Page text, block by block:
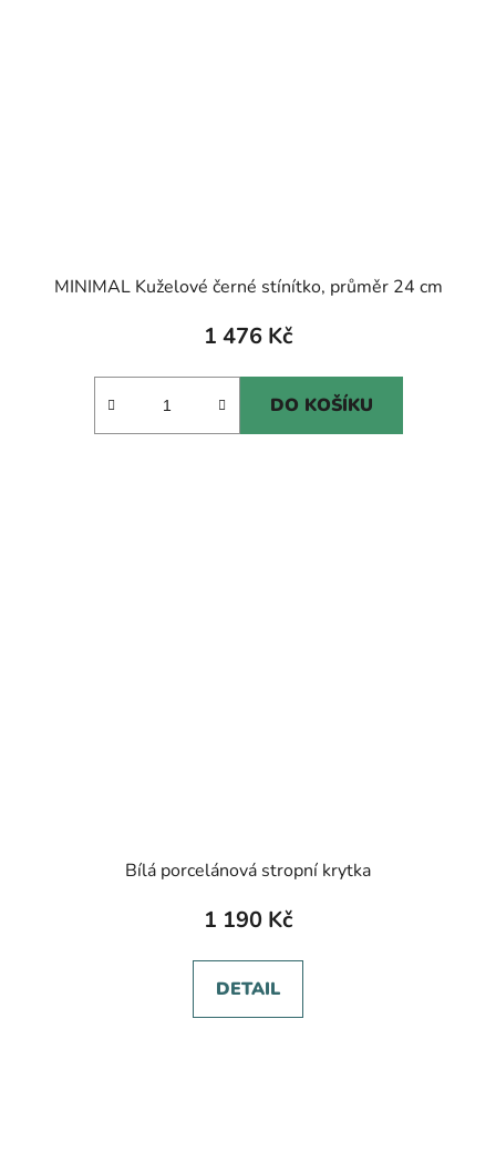
MINIMAL Kuželové černé stínítko, průměr 24 cm
1 476 Kč
DO KOŠÍKU
Bílá porcelánová stropní krytka
1 190 Kč
DETAIL